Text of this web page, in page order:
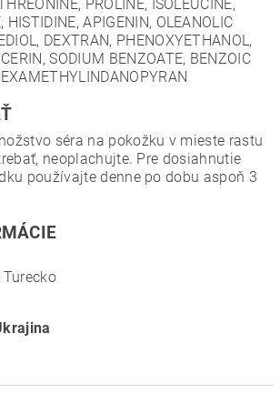
PROLINE, ISOLEUCINE,
HISTIDINE, APIGENIN, OLEANOLIC
DEXTRAN, PHENOXYETHANOL,
SODIUM BENZOATE, BENZOIC
séra na pokožku v mieste rastu
neoplachujte. Pre dosiahnutie
používajte denne po dobu aspoň 3